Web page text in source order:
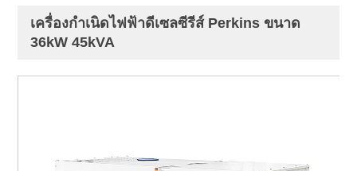
เครื่องกำเนิดไฟฟ้าดีเซลซีรีส์ Perkins ขนาด
36kW 45kVA